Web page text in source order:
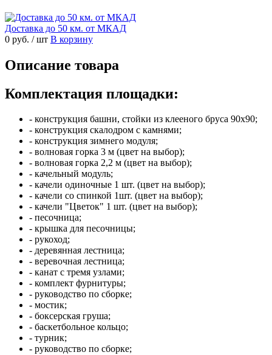
Доставка до 50 км. от МКАД
0 руб. / шт В корзину
Описание товара
Комплектация площадки:
- конструкция башни, стойки из клееного бруса 90х90;
- конструкция скалодром с камнями;
- конструкция зимнего модуля;
- волновая горка 3 м (цвет на выбор);
- волновая горка 2,2 м (цвет на выбор);
- качельный модуль;
- качели одиночные 1 шт. (цвет на выбор);
- качели со спинкой 1шт. (цвет на выбор);
- качели "Цветок" 1 шт. (цвет на выбор);
- песочница;
- крышка для песочницы;
- рукоход;
- деревянная лестница;
- веревочная лестница;
- канат с тремя узлами;
- комплект фурнитуры;
- руководство по сборке;
- мостик;
- боксерская груша;
- баскетбольное кольцо;
- турник;
- руководство по сборке;